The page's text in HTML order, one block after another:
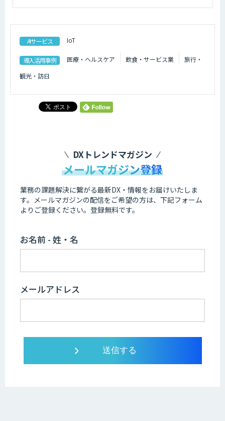
AIサービス IoT
導入活用事例 医療・ヘルスケア 飲食・サービス業
旅行・
観光・訪日
DXトレンドマガジン
メールマガジン登録
業務の課題解決に繋がる最新DX・情報をお届けいたしま
す。 メールマガジンの配信をご希望の方は、下記フォーム
よりご登録ください。登録無料です。
お名前 - 姓・名
メールアドレス